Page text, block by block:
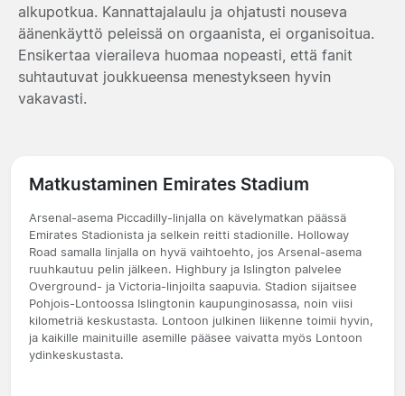
alkupotkua. Kannattajalaulu ja ohjatusti nouseva
äänenkäyttö peleissä on orgaanista, ei organisoitua.
Ensikertaa vieraileva huomaa nopeasti, että fanit
suhtautuvat joukkueensa menestykseen hyvin
vakavasti.
Matkustaminen Emirates Stadium
Arsenal-asema Piccadilly-linjalla on kävelymatkan päässä
Emirates Stadionista ja selkein reitti stadionille. Holloway
Road samalla linjalla on hyvä vaihtoehto, jos Arsenal-asema
ruuhkautuu pelin jälkeen. Highbury ja Islington palvelee
Overground- ja Victoria-linjoilta saapuvia. Stadion sijaitsee
Pohjois-Lontoossa Islingtonin kaupunginosassa, noin viisi
kilometriä keskustasta. Lontoon julkinen liikenne toimii hyvin,
ja kaikille mainituille asemille pääsee vaivatta myös Lontoon
ydinkeskustasta.